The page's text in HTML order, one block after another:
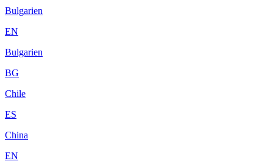
Bulgarien
EN
Bulgarien
BG
Chile
ES
China
EN